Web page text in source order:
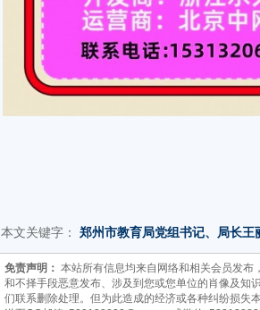
本文关键字： 郑州市教育局党组书记、局长
信息网
免责声明： 本站所有信息均来自网络和相关会员发布
和不择手段恶意发布、涉及到您或您单位的肖像及知
们联系删除处理。但为此造成的经济或各种纠纷损失